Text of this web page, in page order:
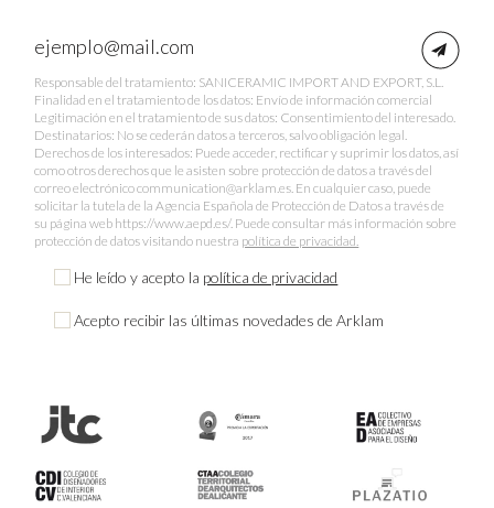
Responsable del tratamiento: SANICERAMIC IMPORT AND EXPORT, S.L.
Finalidad en el tratamiento de los datos: Envío de información comercial
Legitimación en el tratamiento de sus datos: Consentimiento del interesado.
Destinatarios: No se cederán datos a terceros, salvo obligación legal.
Derechos de los interesados: Puede acceder, rectificar y suprimir los datos, así
como otros derechos que le asisten sobre protección de datos a través del
correo electrónico communication@arklam.es. En cualquier caso, puede
solicitar la tutela de la Agencia Española de Protección de Datos a través de
su página web https://www.aepd.es/. Puede consultar más información sobre
protección de datos visitando nuestra política de privacidad.
He leído y acepto la política de privacidad
Acepto recibir las últimas novedades de Arklam